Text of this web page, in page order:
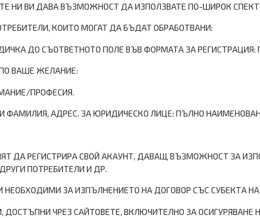
НИ ВИ ДАВА ВЪЗМОЖНОСТ ДА ИЗПОЛЗВАТЕ ПО-ШИРОК
КОИТО МОГАТ ДА БЪДАТ ОБРАБОТВАНИ:
ДО СЪОТВЕТНОТО ПОЛЕ ВЪВ ФОРМАТА ЗА РЕГИСТРАЦИЯ:
ВАШЕ ЖЕЛАНИЕ:
ПРОФЕСИЯ.
ФАМИЛИЯ, АДРЕС. ЗА ЮРИДИЧЕСКО ЛИЦЕ: ПЪЛНО
ДА РЕГИСТРИРА СВОЙ АКАУНТ, ДАВАЩ ВЪЗМОЖНОСТ ЗА
ПОТРЕБИТЕЛИ И ДР.
НЕОБХОДИМИ ЗА ИЗПЪЛНЕНИЕТО НА ДОГОВОР СЪС СУБЕКТА
ЧРЕЗ САЙТОВЕТЕ, ВКЛЮЧИТЕЛНО ЗА ОСИГУРЯВАНЕ